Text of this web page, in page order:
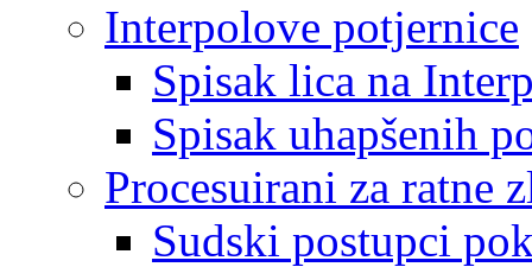
Interpolove potjernice
Spisak lica na
Spisak uhapšenih
Procesuirani za ratne
Sudski postupci